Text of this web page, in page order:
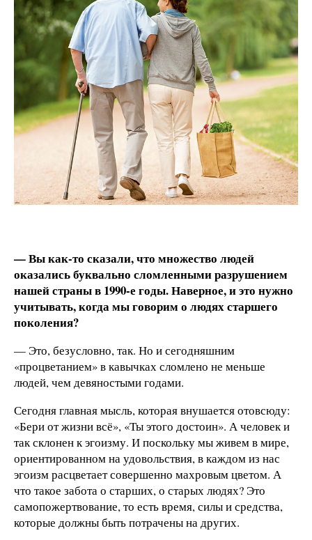
— Вы как-то сказали, что множество людей
оказались буквально сломленными разрушением
нашей страны в 1990‑е годы. Наверное, и это нужно
учитывать, когда мы говорим о людях старшего
поколения?
— Это, безусловно, так. Но и сегодняшним
«процветанием» в кавычках сломлено не меньше
людей, чем девяностыми годами.
Сегодня главная мысль, которая внушается отовсюду:
«Бери от жизни всё», «Ты этого достоин». А человек и
так склонен к эгоизму. И поскольку мы живем в мире,
ориентированном на удовольствия, в каждом из нас
эгоизм расцветает совершенно махровым цветом. А
что такое забота о старших, о старых людях? Это
самопожертвование, то есть время, силы и средства,
которые должны быть потрачены на других.